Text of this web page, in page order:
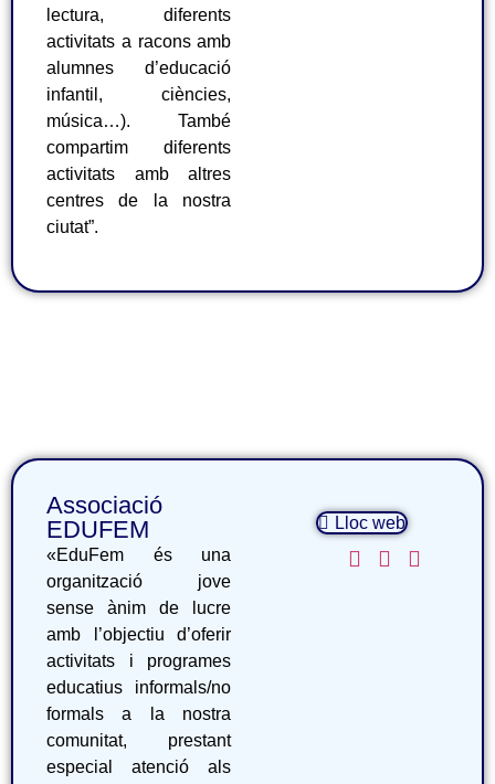
lectura, diferents
activitats a racons amb
alumnes d’educació
infantil, ciències,
música…). També
compartim diferents
activitats amb altres
centres de la nostra
ciutat”.
Associació
EDUFEM
«EduFem és una
organització jove
sense ànim de lucre
amb l’objectiu d’oferir
activitats i programes
educatius informals/no
formals a la nostra
comunitat, prestant
especial atenció als
Lloc web